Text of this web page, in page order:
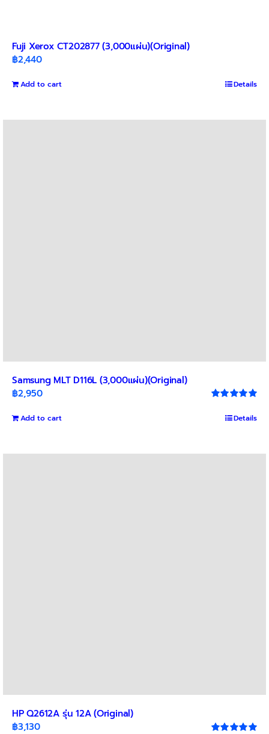
Fuji Xerox CT202877 (3,000แผ่น)(Original)
฿2,440
Add to cart Details
Samsung MLT D116L (3,000แผ่น)(Original)
out of 5
฿2,950
Add to cart Details
HP Q2612A รุ่น 12A (Original)
฿3,130